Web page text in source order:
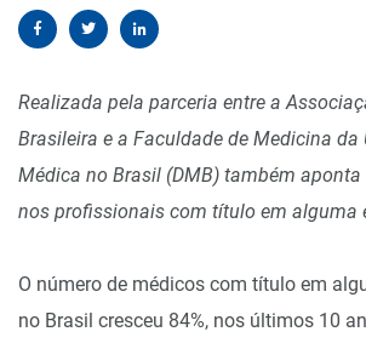
Realizada pela parceria entre a
Brasileira e a Faculdade de Medicina da
Médica no Brasil (DMB) também aponta
nos profissionais com título em alguma
O número de médicos com título em
no Brasil cresceu 84%, nos últimos 10